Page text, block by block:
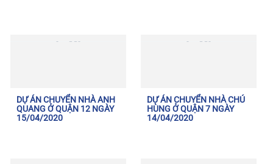
DỰ ÁN CHUYỂN NHÀ ANH
QUANG Ở QUẬN 12 NGÀY
15/04/2020
DỰ ÁN CHUYỂN NHÀ CHÚ
HÙNG Ở QUẬN 7 NGÀY
14/04/2020